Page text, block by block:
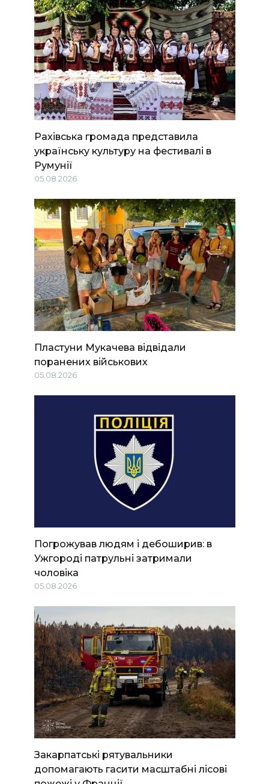
Рахівська громада представила
українську культуру на фестивалі в
Румунії
05.08.2026
Пластуни Мукачева відвідали
поранених військових
05.08.2026
Погрожував людям і дебоширив: в
Ужгороді патрульні затримали
чоловіка
05.08.2026
Закарпатські рятувальники
допомагають гасити масштабні лісові